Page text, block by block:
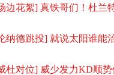
边花絮] 真铁哥们！杜兰
纳德跳投] 就说太阳谁能
杜对位] 威少发力KD顺